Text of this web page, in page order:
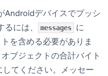
Androidデバイスでプッシ
には、
messages
に
を含める必要がありま
オブジェクトの合計バイト
てください。メッセー